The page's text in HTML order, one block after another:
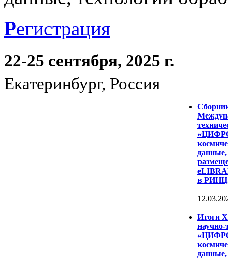
Регистрация
22-25 сентября, 2025 г.
Екатеринбург, Россия
данные,
в
Итоги
научно-
данные,